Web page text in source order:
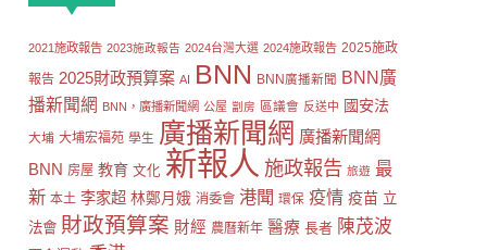
2021施政報告 2023施政報告 2024台灣大選 2024施政報告 2025施政
報告 2025財政預算案 AI BNN BNN廣播新聞
BNN廣
播新聞網 BNN，廣播新聞網 公屋 劏房 區議會 反送中 國安法
大埔 大埔宏福苑 學生 廣播新聞網 廣播新聞網
BNN 房屋 教育 文化 新報人 施政報告 旅遊 最
新 本土 李家超 林鄭月娥 消委會 港聞 環保 疫情 疫苗 立
法會 財政預算案 財經 農曆新年 醫療 長者 陳茂波